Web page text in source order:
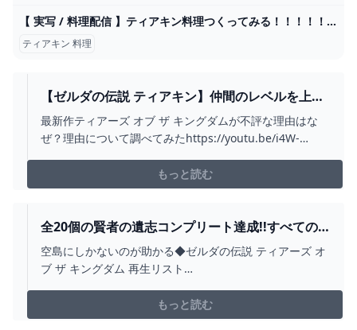
【 実写 / 料理配信 】ティアキン料理つくってみる！！！！！【 月无メトア 】【 新人Vtuber 】 - YouTube
ティアキン 料理
【ゼルダの伝説 ティアキン】仲間のレベルを上げ
て攻撃力を高める方法・賢者の意思の入手場所
【攻略/実況/評価/レビュー/海外の反応/考察/トレ
最新作ティアーズ オブ ザ キングダムが不評な理由はな
ぜ？理由について調べてみたhttps://youtu.be/i4W-
ないことになってる件についてww空島でやれること。武
器をパワーアップするには何の素材がいいのか？
もっと読む
全20個の賢者の遺志コンプリート達成!!すべての
盟約を最大強化すると何が起こるの!?ティアキン
最速実況PART134【ゼルダの伝説 ティアーズ オブ
空島にしかないのが助かる◆ゼルダの伝説 ティアーズ オ
ブ ザ キングダム 再生リスト
list=PLSszGF__n8Ssi1wn8WlhjWto075w6yARn◆ゼルダ
の伝説 ブレス オブ ザ ワイルド 再生リスト
もっと読む